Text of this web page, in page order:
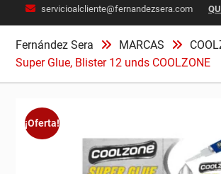
servicioalcliente@fernandezsera.com
Fernández Sera MARCAS
Super Glue, Blister 12 unds COOLZONE
¡Oferta!